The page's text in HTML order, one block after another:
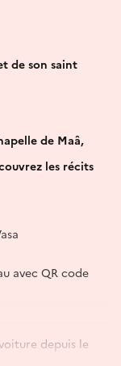
de son saint
de Maâ,
les récits
avec QR code
depuis le